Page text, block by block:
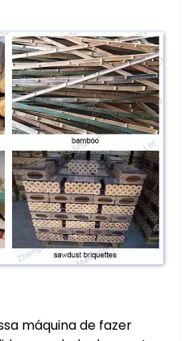
máquina de fazer